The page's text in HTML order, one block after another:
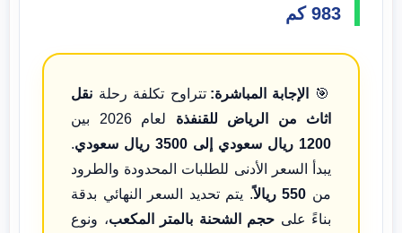
983 كم
🎯 الإجابة المباشرة: تتراوح تكلفة رحلة نقل
اثاث من الرياض للقنفذة لعام 2026 بين
1200 ريال سعودي إلى 3500 ريال سعودي
.
يبدأ السعر الأدنى للطلبات المحدودة والطرود
من 550 ريالاً
. يتم تحديد السعر النهائي بدقة
بناءً على حجم الشحنة بالمتر المكعب، ونوع